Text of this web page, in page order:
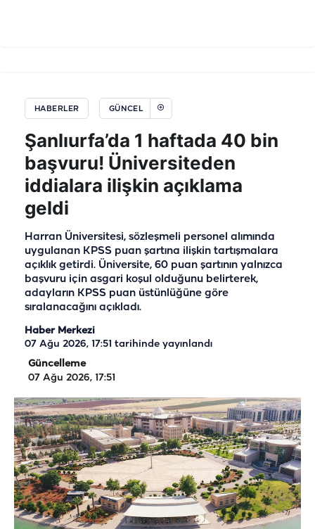
HABERLER GÜNCEL
Şanlıurfa’da 1 haftada 40 bin
başvuru! Üniversiteden
iddialara ilişkin açıklama
geldi
Harran Üniversitesi, sözleşmeli personel alımında
uygulanan KPSS puan şartına ilişkin tartışmalara
açıklık getirdi. Üniversite, 60 puan şartının yalnızca
başvuru için asgari koşul olduğunu belirterek,
adayların KPSS puan üstünlüğüne göre
sıralanacağını açıkladı.
Haber Merkezi
07 Ağu 2026, 17:51 tarihinde yayınlandı
Güncelleme
07 Ağu 2026, 17:51